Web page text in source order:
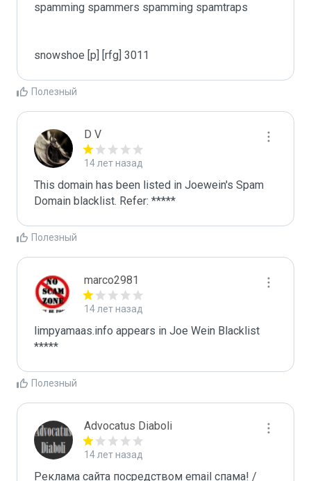
spamming spammers spamming spamtraps
snowshoe [p] [rfg] 3011
Полезный
D V
14 лет назад
This domain has been listed in Joewein's Spam
Domain blacklist. Refer: *****
Полезный
marco2981
14 лет назад
limpyamaas.info appears in Joe Wein Blacklist
*****
Полезный
Advocatus Diaboli
14 лет назад
Реклама сайта посредством email спама! /